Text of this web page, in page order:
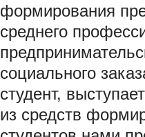
формирования
среднего
социального
студент,
из средств